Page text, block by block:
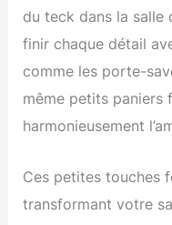
du teck dans la salle
finir chaque détail
comme les porte-
même petits paniers
harmonieusement
Ces petites touches
transformant votre